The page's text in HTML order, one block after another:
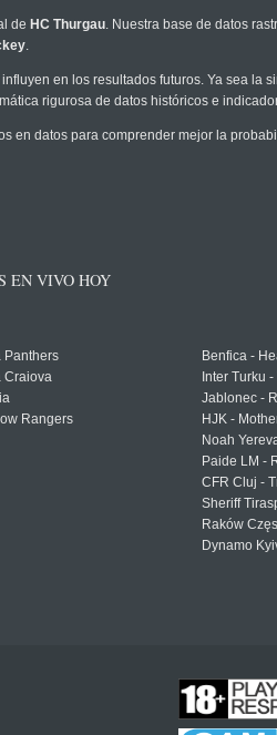
de HC Thurgau. Nuestra base de datos
.
en los resultados futuros. Ya sea la
rigurosa de datos históricos e
en datos para comprender mejor la
EN VIVO HOY
Panthers
Craiova
Rangers
Benfica -
Inter Turku
Jablonec -
HJK -
Noah
Paide LM -
CFR Cluj -
Sheriff
Raków
Dynamo